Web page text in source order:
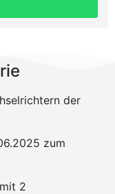
der
zum
2